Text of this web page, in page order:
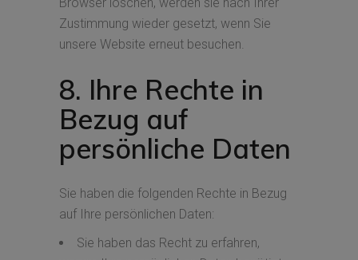
Zustimmung wieder gesetzt, wenn Sie
unsere Website erneut besuchen.
8. Ihre Rechte in
Bezug auf
persönliche Daten
Sie haben die folgenden Rechte in Bezug
auf Ihre persönlichen Daten:
Sie haben das Recht zu erfahren,